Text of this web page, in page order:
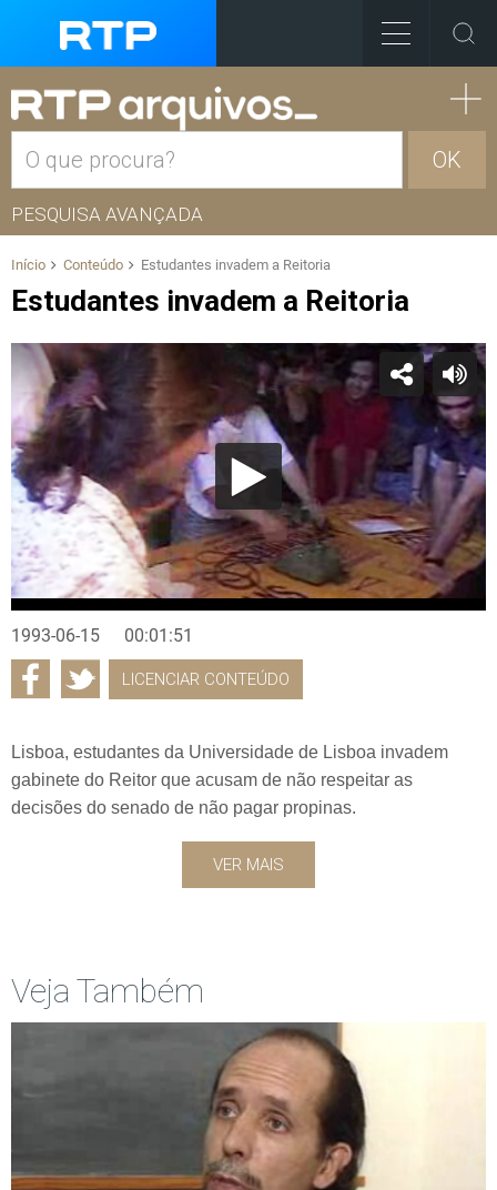
OK
PESQUISA AVANÇADA
Início Conteúdo Estudantes invadem a Reitoria
Estudantes invadem a Reitoria
1993-06-15 00:01:51
LICENCIAR CONTEÚDO
Lisboa, estudantes da Universidade de Lisboa invadem
gabinete do Reitor que acusam de não respeitar as
decisões do senado de não pagar propinas.
VER MAIS
Veja Também